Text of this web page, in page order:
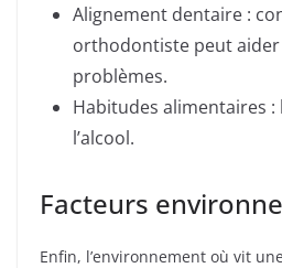
Alignement dentaire :
orthodontiste peut aider
problèmes.
Habitudes alimentaires
l’alcool.
Facteurs
Enfin, l’environnement où vit